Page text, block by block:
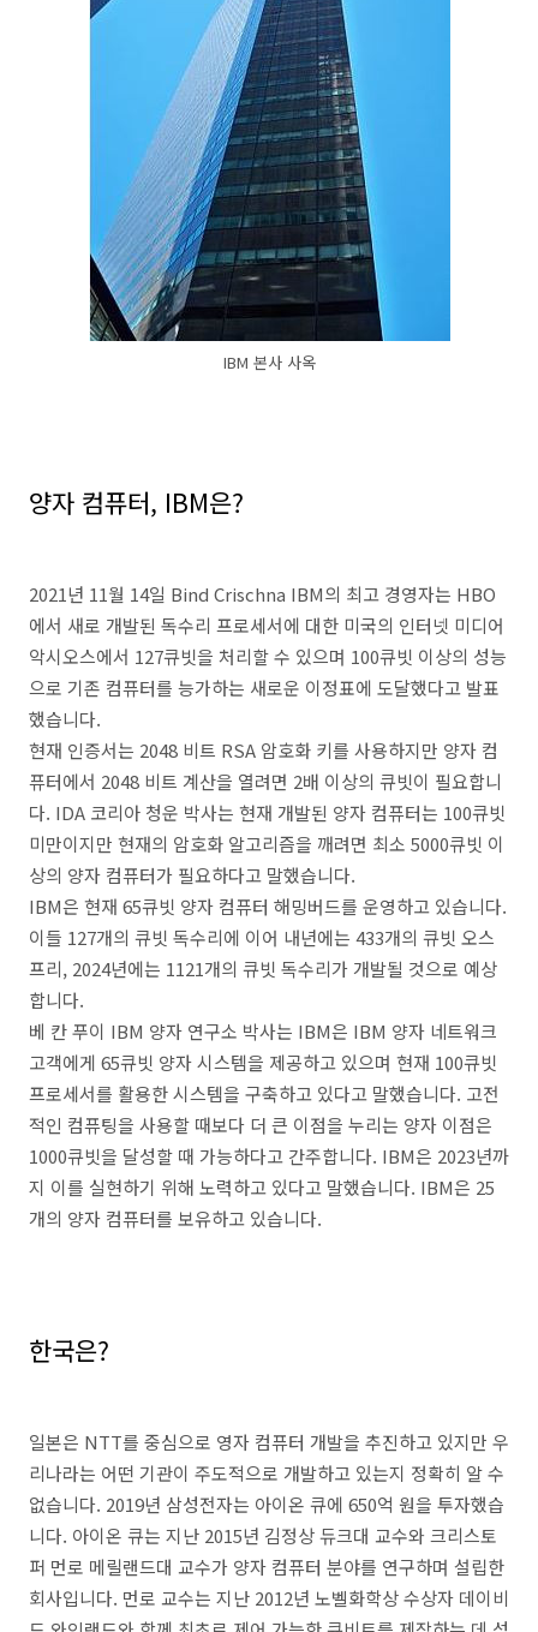
IBM 본사 사옥
양자 컴퓨터, IBM은?
2021년 11월 14일 Bind Crischna IBM의 최고 경영자는 HBO
에서 새로 개발된 독수리 프로세서에 대한 미국의 인터넷 미디어
악시오스에서 127큐빗을 처리할 수 있으며 100큐빗 이상의 성능
으로 기존 컴퓨터를 능가하는 새로운 이정표에 도달했다고 발표
했습니다.
현재 인증서는 2048 비트 RSA 암호화 키를 사용하지만 양자 컴
퓨터에서 2048 비트 계산을 열려면 2배 이상의 큐빗이 필요합니
다. IDA 코리아 청운 박사는 현재 개발된 양자 컴퓨터는 100큐빗
미만이지만 현재의 암호화 알고리즘을 깨려면 최소 5000큐빗 이
상의 양자 컴퓨터가 필요하다고 말했습니다.
IBM은 현재 65큐빗 양자 컴퓨터 해밍버드를 운영하고 있습니다.
이들 127개의 큐빗 독수리에 이어 내년에는 433개의 큐빗 오스
프리, 2024년에는 1121개의 큐빗 독수리가 개발될 것으로 예상
합니다.
베 칸 푸이 IBM 양자 연구소 박사는 IBM은 IBM 양자 네트워크
고객에게 65큐빗 양자 시스템을 제공하고 있으며 현재 100큐빗
프로세서를 활용한 시스템을 구축하고 있다고 말했습니다. 고전
적인 컴퓨팅을 사용할 때보다 더 큰 이점을 누리는 양자 이점은
1000큐빗을 달성할 때 가능하다고 간주합니다. IBM은 2023년까
지 이를 실현하기 위해 노력하고 있다고 말했습니다. IBM은 25
개의 양자 컴퓨터를 보유하고 있습니다.
한국은?
일본은 NTT를 중심으로 영자 컴퓨터 개발을 추진하고 있지만 우
리나라는 어떤 기관이 주도적으로 개발하고 있는지 정확히 알 수
없습니다. 2019년 삼성전자는 아이온 큐에 650억 원을 투자했습
니다. 아이온 큐는 지난 2015년 김정상 듀크대 교수와 크리스토
퍼 먼로 메릴랜드대 교수가 양자 컴퓨터 분야를 연구하며 설립한
회사입니다. 먼로 교수는 지난 2012년 노벨화학상 수상자 데이비